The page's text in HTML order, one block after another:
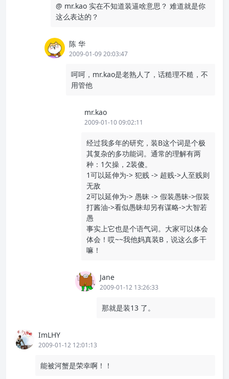
@ mr.kao 实在不知道装逼啥意思？ 难道就是你
这么表达的？
陈 华
2009-01-09 20:03:47
呵呵，mr.kao是老熟人了，话糙理不糙，不
用管他
mr.kao
2009-01-10 09:02:11
经过我多年的研究，装B这个词是个极
其复杂的多功能词。通常的理解有两
种：1欠操，2装傻。
1可以延伸为-> 犯贱 -> 超贱->人至贱则
无敌
2可以延伸为-> 愚昧 -> 假装愚昧->假装
打酱油->看似愚昧却另有谋略->大智若
愚
事实上它也是个语气词。大家可以体会
体会！哎~~我他妈真装B，说这么多干
嘛！
Jane
2009-01-12 13:26:33
那就是装13 了。
ImLHY
2009-01-12 12:01:13
能被河蟹是荣幸啊！！